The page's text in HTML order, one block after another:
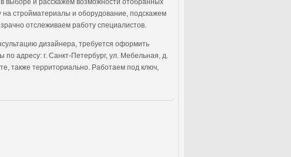
стройматериалы и оборудование, подскажем
отслеживаем работу специалистов.
дизайнера, требуется оформить
адресу: г. Санкт-Петербург, ул. Мебельная, д.
также территориально. Работаем под ключ,